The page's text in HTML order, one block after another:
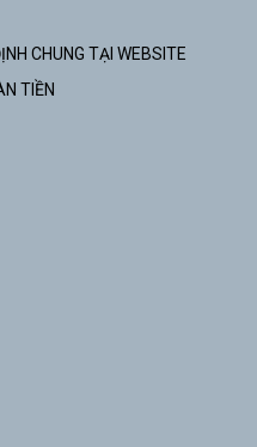
CHUNG TẠI WEBSITE
TIỀN